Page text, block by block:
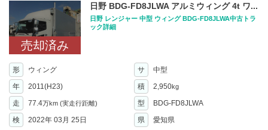
売却済み
日野 BDG-FD8JLWA アルミウィング 4t ワ...
日野 レンジャー 中型 ウィング BDG-FD8JLWA中古トラ
ック詳細
形 ウィング サ
中型
年
2011(H23) 積 2,950kg
走 77.4万km (実走行距離) 型
BDG-FD8JLWA
検
2022年 03月 25日 県 愛知県